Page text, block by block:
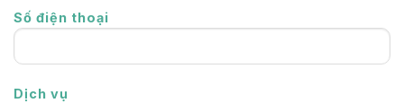
Số điện thoại
Dịch vụ